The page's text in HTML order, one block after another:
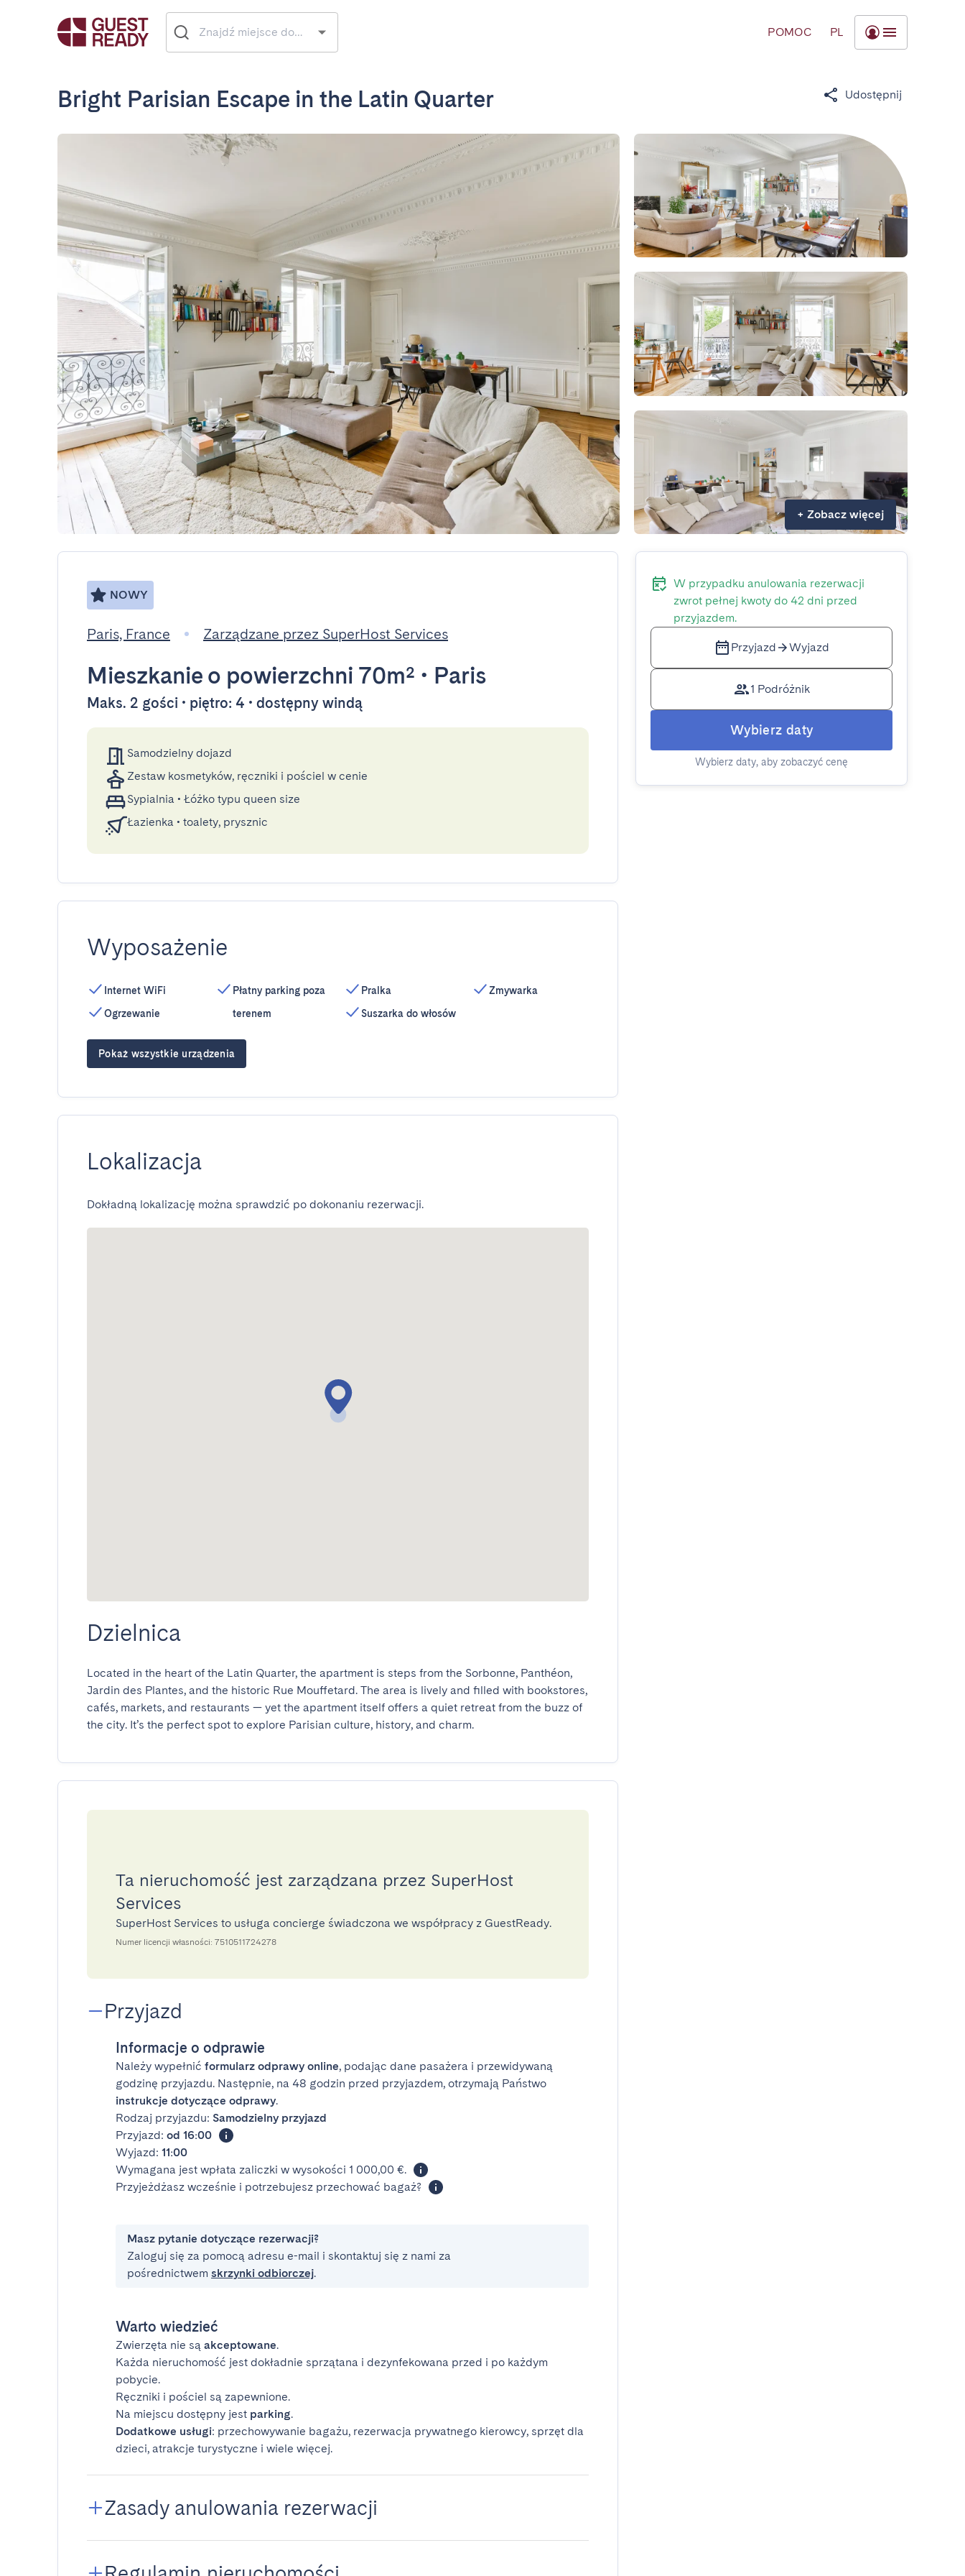
POMOC PL
Bright Parisian Escape in the Latin Quarter Udostępnij
+ Zobacz więcej
NOWY
Paris, France Zarządzane przez SuperHost Services
Mieszkanie o powierzchni 70m² • Paris
Maks. 2 gości • piętro: 4 • dostępny windą
Samodzielny dojazd
Zestaw kosmetyków, ręczniki i pościel w cenie
Sypialnia • Łóżko typu queen size
Łazienka • toalety, prysznic
Wyposażenie
Internet WiFi
Ogrzewanie
Płatny parking poza
terenem
Pralka
Suszarka do włosów
Zmywarka
Pokaż wszystkie urządzenia
Lokalizacja
Dokładną lokalizację można sprawdzić po dokonaniu rezerwacji.
Dzielnica
Located in the heart of the Latin Quarter, the apartment is steps from the Sorbonne, Panthéon,
Jardin des Plantes, and the historic Rue Mouffetard. The area is lively and filled with bookstores,
cafés, markets, and restaurants — yet the apartment itself offers a quiet retreat from the buzz of
the city. It’s the perfect spot to explore Parisian culture, history, and charm.
Ta nieruchomość jest zarządzana przez SuperHost
Services
SuperHost Services to usługa concierge świadczona we współpracy z GuestReady.
Numer licencji własności: ‭7510511724278‬
Przyjazd
Informacje o odprawie
Należy wypełnić formularz odprawy online, podając dane pasażera i przewidywaną
godzinę przyjazdu. Następnie, na 48 godzin przed przyjazdem, otrzymają Państwo
instrukcje dotyczące odprawy.
Rodzaj przyjazdu: Samodzielny przyjazd
Przyjazd: od 16:00
Wyjazd: 11:00
Wymagana jest wpłata zaliczki w wysokości 1 000,00 €.
Przyjeżdżasz wcześnie i potrzebujesz przechować bagaż?
Masz pytanie dotyczące rezerwacji?
Zaloguj się za pomocą adresu e-mail i skontaktuj się z nami za
pośrednictwem skrzynki odbiorczej.
Warto wiedzieć
Zwierzęta nie są akceptowane.
Każda nieruchomość jest dokładnie sprzątana i dezynfekowana przed i po każdym
pobycie.
Ręczniki i pościel są zapewnione.
Na miejscu dostępny jest parking.
Dodatkowe usługi: przechowywanie bagażu, rezerwacja prywatnego kierowcy, sprzęt dla
dzieci, atrakcje turystyczne i wiele więcej.
Zasady anulowania rezerwacji
W przypadku anulowania rezerwacji
zwrot pełnej kwoty do 42 dni przed
przyjazdem.
Przyjazd Wyjazd
1 Podróżnik
Wybierz daty
Wybierz daty, aby zobaczyć cenę